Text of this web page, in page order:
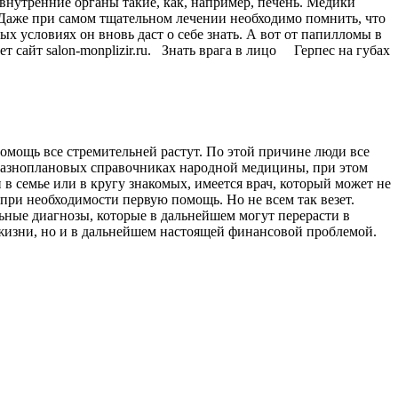
при самом тщательном лечении необходимо помнить, что
условиях он вновь даст о себе знать. А вот от папилломы в
сайт salon-monplizir.ru. Знать врага в лицо Герпес на губах
все стремительней растут. По этой причине люди все
справочниках народной медицины, при этом
семье или в кругу знакомых, имеется врач, который может не
необходимости первую помощь. Но не всем так везет.
диагнозы, которые в дальнейшем могут перерасти в
но и в дальнейшем настоящей финансовой проблемой.